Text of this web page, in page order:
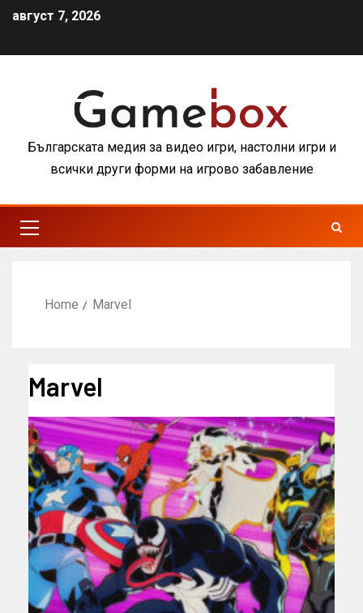
август 7, 2026
Българската медия за видео игри, настолни игри и
всички други форми на игрово забавление
Home Marvel
Marvel